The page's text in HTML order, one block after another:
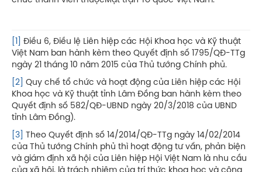
[1]
Điều 6, Điều lệ Liên hiệp các Hội Khoa học và Kỹ thuật
Việt Nam ban hành kèm theo Quyết định số 1795/QĐ-TTg
ngày 21 tháng 10 năm 2015 của Thủ tướng Chính phủ.
[2]
Quy chế tổ chức và hoạt động của Liên hiệp các Hội
Khoa học và Kỹ thuật tỉnh Lâm Đồng ban hành kèm theo
Quyết định số 582/QĐ-UBND ngày 20/3/2018 của UBND
tỉnh Lâm Đồng).
[3]
Theo Quyết định số 14/2014/QĐ-TTg ngày 14/02/2014
của Thủ tướng Chính phủ thì hoạt động tư vấn, phản biện
và giám định xã hội của Liên hiệp Hội Việt Nam là nhu cầu